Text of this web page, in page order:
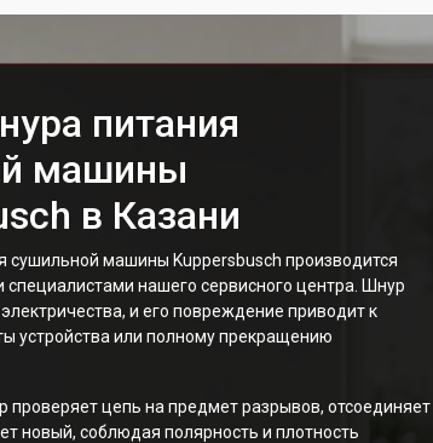
питания
машины
в Казани
сушильной машины Kuppersbusch производится
нашего сервисного центра. Шнур
и его повреждение приводит к
устройства или полному прекращению
проверяет цепь на предмет разрывов, отсоединяет
новый, соблюдая полярность и плотность